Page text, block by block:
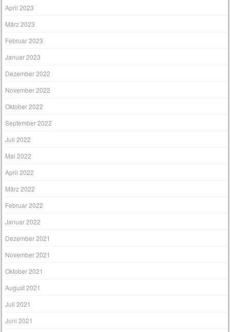
April 2023
März 2023
Februar 2023
Januar 2023
Dezember 2022
November 2022
Oktober 2022
September 2022
Juli 2022
Mai 2022
April 2022
März 2022
Februar 2022
Januar 2022
Dezember 2021
November 2021
Oktober 2021
August 2021
Juli 2021
Juni 2021